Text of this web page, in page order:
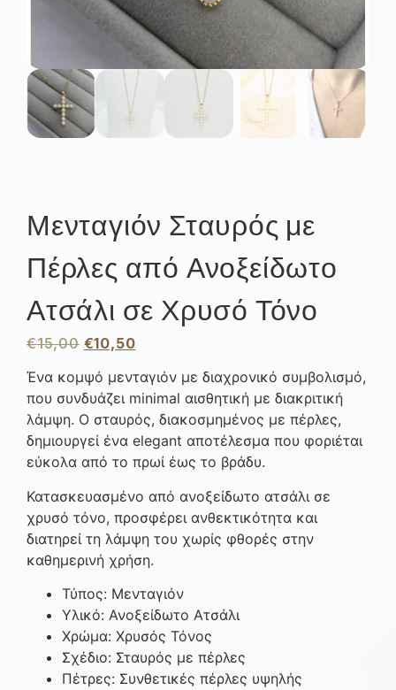
Μενταγιόν Σταυρός με
Πέρλες από Ανοξείδωτο
Ατσάλι σε Χρυσό Τόνο
€15,00 €10,50
Ένα κομψό μενταγιόν με διαχρονικό συμβολισμό,
που συνδυάζει minimal αισθητική με διακριτική
λάμψη. Ο σταυρός, διακοσμημένος με πέρλες,
δημιουργεί ένα elegant αποτέλεσμα που φοριέται
εύκολα από το πρωί έως το βράδυ.
Κατασκευασμένο από ανοξείδωτο ατσάλι σε
χρυσό τόνο, προσφέρει ανθεκτικότητα και
διατηρεί τη λάμψη του χωρίς φθορές στην
καθημερινή χρήση.
Τύπος: Μενταγιόν
Υλικό: Ανοξείδωτο Ατσάλι
Χρώμα: Χρυσός Τόνος
Σχέδιο: Σταυρός με πέρλες
Πέτρες: Συνθετικές πέρλες υψηλής